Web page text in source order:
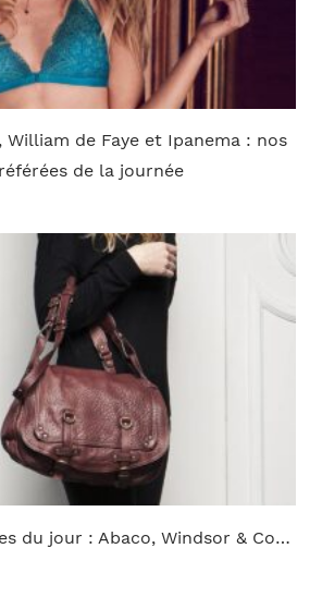
William de Faye et Ipanema : nos
de la journée
du jour : Abaco, Windsor & Co…